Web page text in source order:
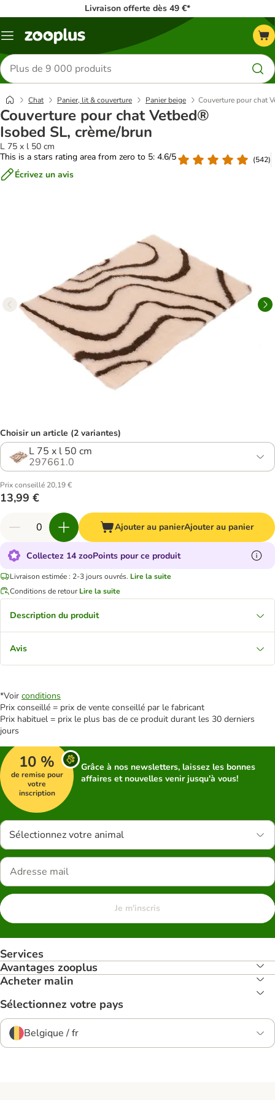
Livraison offerte dès 49 €*
Menu
Rechercher
des
produits
Chat Panier, lit & couverture Panier beige Couverture pour chat
Couverture pour chat Vetbed®
Isobed SL, crème/brun
L 75 x l 50 cm
This is a stars rating area from zero to 5: 4.6/5
(542)
Écrivez un avis
Choisir un article (2 variantes)
L 75 x l 50 cm
297661.0
Prix conseillé 20,19 €
13,99 €
Ajouter au panierAjouter au panier
Collectez 14 zooPoints pour ce produit
Livraison estimée : 2-3 jours ouvrés. Lire la suite
Conditions de retour Lire la suite
Description du produit
Avis
*Voir conditions
Prix conseillé = prix de vente conseillé par le fabricant
Prix habituel = prix le plus bas de ce produit durant les 30 derniers
jours
10 %
de remise pour
votre
inscription
Grâce à nos newsletters, laissez les bonnes
affaires et nouvelles venir jusqu'à vous!
Sélectionnez votre animal
Je m'inscris
Services
Avantages zooplus
Acheter malin
Sélectionnez votre pays
Belgique / fr